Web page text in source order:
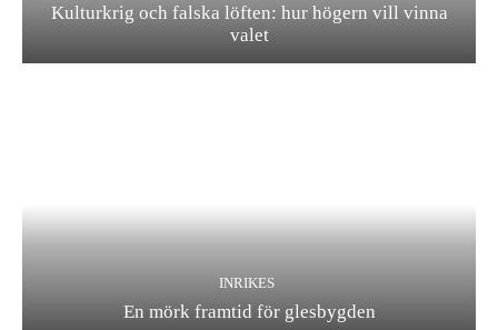
Kulturkrig och falska löften: hur högern vill vinna
valet
INRIKES
En mörk framtid för glesbygden